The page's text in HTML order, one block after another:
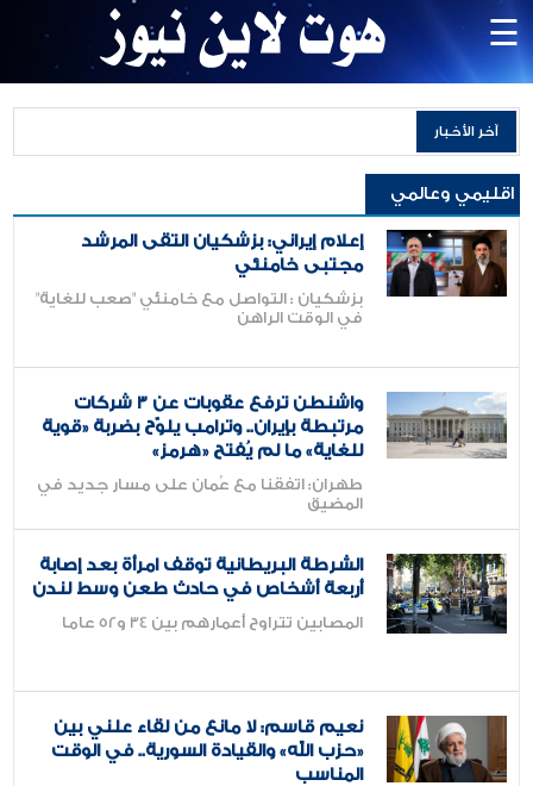
×
محليات
أمن
وقضاء
وجرائم
اقليمي
رياضة
الاقتصادية
وفيات
الاخيرة
المقالات
☰
آخر الأخبار
اقليمي وعالمي
إعلام إيراني: بزشكيان التقى المرشد
مجتبى خامنئي
بزشكيان : التواصل مع خامنئي "صعب للغاية"
في الوقت الراهن
واشنطن ترفع عقوبات عن 3 شركات
مرتبطة بإيران.. وترامب يلوّح بضربة «قوية
للغاية» ما لم يُفتح «هرمز»
طهران: اتفقنا مع عُمان على مسار جديد في
المضيق
الشرطة البريطانية توقف امرأة بعد إصابة
أربعة أشخاص في حادث طعن وسط لندن
المصابين تتراوح أعمارهم بين 34 و52 عاما
نعيم قاسم: لا مانع من لقاء علني بين
«حزب الله» والقيادة السورية.. في الوقت
المناسب